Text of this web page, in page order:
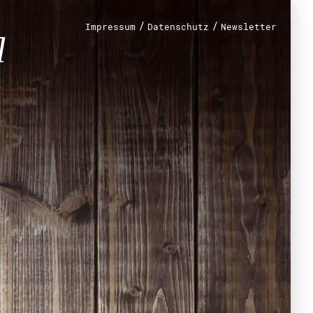
Impressum / Datenschutz / Newsletter